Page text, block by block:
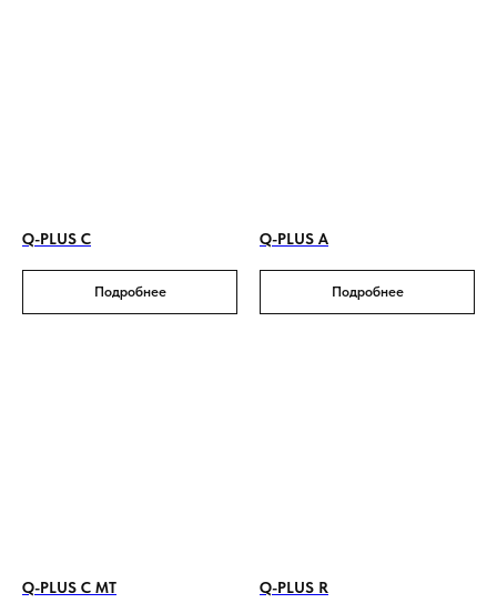
Q-PLUS C
Подробнее
Q-PLUS A
Подробнее
Q-PLUS C MT Q-PLUS R